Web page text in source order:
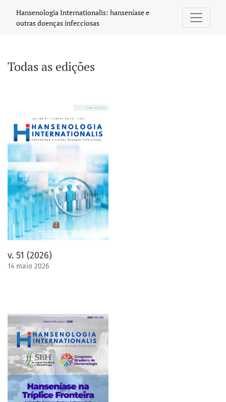
Hansenologia Internationalis: hanseníase e
outras doenças infecciosas
Todas as edições
v. 51 (2026)
14 maio 2026